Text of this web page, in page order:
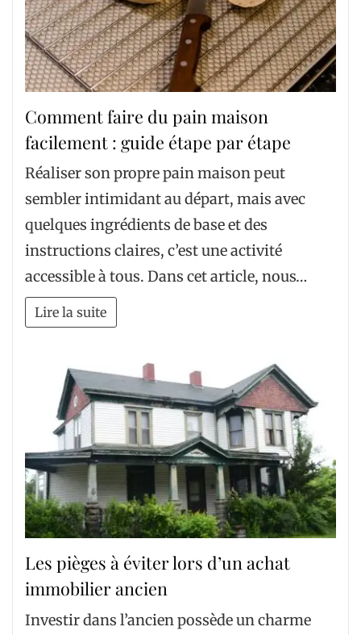
Comment faire du pain maison
facilement : guide étape par étape
Réaliser son propre pain maison peut
sembler intimidant au départ, mais avec
quelques ingrédients de base et des
instructions claires, c’est une activité
accessible à tous. Dans cet article, nous…
Lire la suite
Les pièges à éviter lors d’un achat
immobilier ancien
Investir dans l’ancien possède un charme